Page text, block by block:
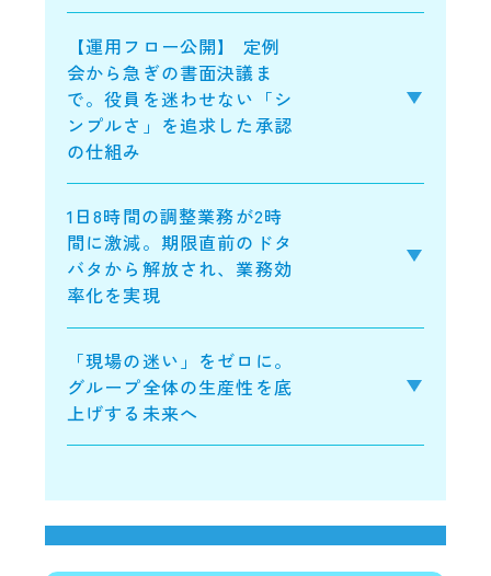
【運用フロー公開】 定例
会から急ぎの書面決議ま
で。役員を迷わせない「シ
ンプルさ」を追求した承認
の仕組み
1日8時間の調整業務が2時
間に激減。期限直前のドタ
バタから解放され、業務効
率化を実現
「現場の迷い」をゼロに。
グループ全体の生産性を底
上げする未来へ